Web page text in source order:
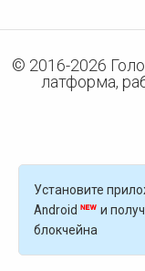
© 2016-2026
латформа,
Установите
Android
и
блокчейна